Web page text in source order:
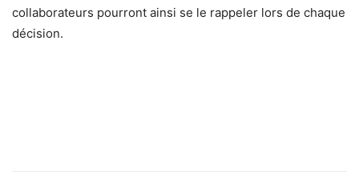
collaborateurs pourront ainsi se le rappeler lors de chaque
décision.